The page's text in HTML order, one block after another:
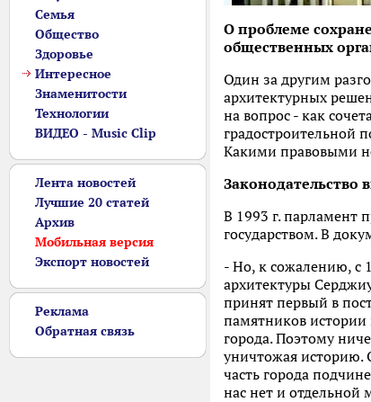
Семья
Общество
Здоровье
Интересное
Знаменитости
Технологии
ВИДЕО - Music Clip
Лента новостей
Лучшие 20 статей
Архив
Мобильная версия
Экспорт новостей
Реклама
Обратная связь
О проблеме
общественных
Один за другим
архитектурных
на вопрос - как
градостроительной
Какими правовыми
Законодательство
В 1993 г. парламент
государством. В
- Но, к сожалению, с
архитектуры
принят первый в
памятников истории
города. Поэтому
уничтожая историю.
часть города
нас нет и отдельной